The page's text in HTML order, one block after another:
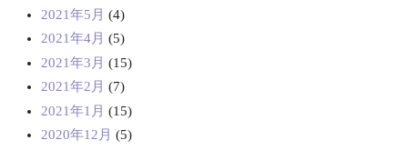
2021年5月 (4)
2021年4月 (5)
2021年3月 (15)
2021年2月 (7)
2021年1月 (15)
2020年12月 (5)